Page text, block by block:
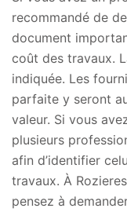
recommandé de
document
coût des travaux.
indiquée. Les
parfaite y seront
valeur. Si vous
plusieurs
afin d’identifier
travaux. À
pensez à